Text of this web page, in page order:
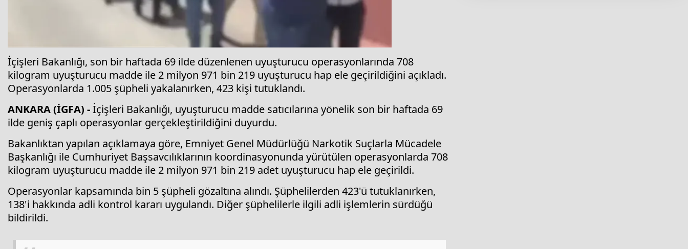
İçişleri Bakanlığı, son bir haftada 69 ilde düzenlenen uyuşturucu operasyonlarında 708
kilogram uyuşturucu madde ile 2 milyon 971 bin 219 uyuşturucu hap ele geçirildiğini açıkladı.
Operasyonlarda 1.005 şüpheli yakalanırken, 423 kişi tutuklandı.
ANKARA (İGFA) -İçişleri Bakanlığı, uyuşturucu madde satıcılarına yönelik son bir haftada 69
ilde geniş çaplı operasyonlar gerçekleştirildiğini duyurdu.
Bakanlıktan yapılan açıklamaya göre, Emniyet Genel Müdürlüğü Narkotik Suçlarla Mücadele
Başkanlığı ile Cumhuriyet Başsavcılıklarının koordinasyonunda yürütülen operasyonlarda 708
kilogram uyuşturucu madde ile 2 milyon 971 bin 219 adet uyuşturucu hap ele geçirildi.
Operasyonlar kapsamında bin 5 şüpheli gözaltına alındı. Şüphelilerden 423'ü tutuklanırken,
138'i hakkında adli kontrol kararı uygulandı. Diğer şüphelilerle ilgili adli işlemlerin sürdüğü
bildirildi.